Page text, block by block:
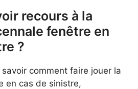
recours à la
fenêtre en
?
comment faire jouer la
en cas de sinistre,